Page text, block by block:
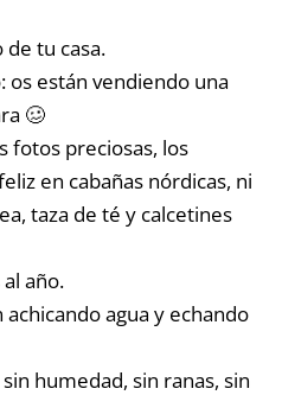
de tu casa.
os están vendiendo una
🥴
fotos preciosas, los
en cabañas nórdicas, ni
taza de té y calcetines
año.
agua y echando
humedad, sin ranas, sin